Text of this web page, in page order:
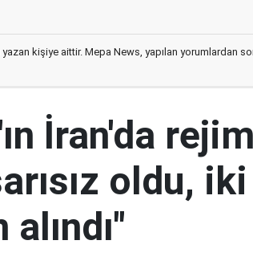
kişiye aittir. Mepa News, yapılan yorumlardan
İran'da
oldu,